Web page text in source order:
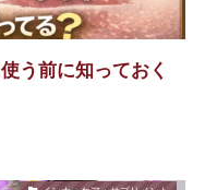
う前に知っておく